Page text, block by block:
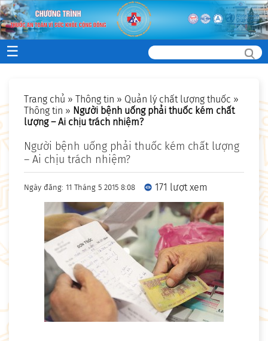
☰
Trang chủ » Thông tin » Quản lý chất lượng thuốc »
Thông tin » Người bệnh uống phải thuốc kém chất
lượng – Ai chịu trách nhiệm?
Người bệnh uống phải thuốc kém chất lượng
– Ai chịu trách nhiệm?
Ngày đăng: 11 Tháng 5 2015 8:08 171 lượt xem